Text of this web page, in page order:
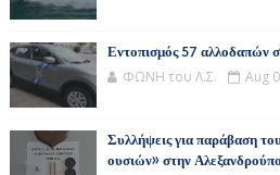
Εντοπισμός 57 αλλοδαπών
ΦΩΝΗ του Λ.Σ. Aug
Συλλήψεις για παράβαση
ουσιών» στην